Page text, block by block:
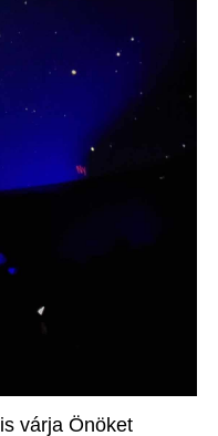
is várja Önöket